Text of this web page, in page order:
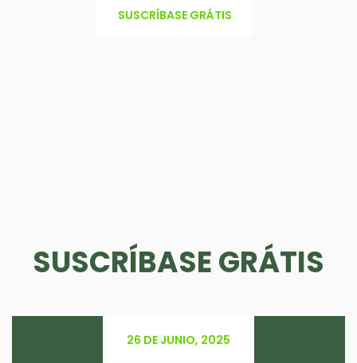
SUSCRÍBASE GRÁTIS
SUSCRÍBASE GRÁTIS
26 DE JUNIO, 2025